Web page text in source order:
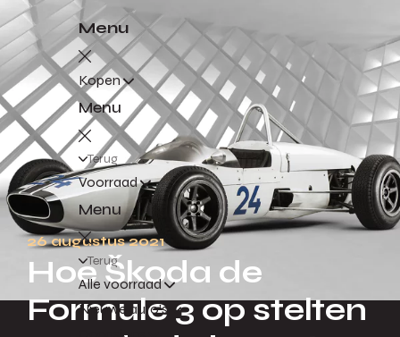
Menu
Kopen
Menu
Terug
Voorraad
Menu
Terug
Alle voorraad
Nieuwe auto's
26 augustus 2021
Hoe Škoda de
Formule 3 op stelten